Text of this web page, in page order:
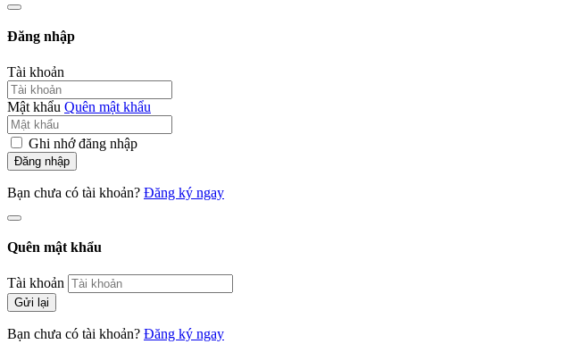
Đăng nhập
Tài khoản
Mật khẩu Quên mật khẩu
Ghi nhớ đăng nhập
Đăng nhập
Bạn chưa có tài khoản? Đăng ký ngay
Quên mật khẩu
Tài khoản
Gửi lại
Bạn chưa có tài khoản? Đăng ký ngay